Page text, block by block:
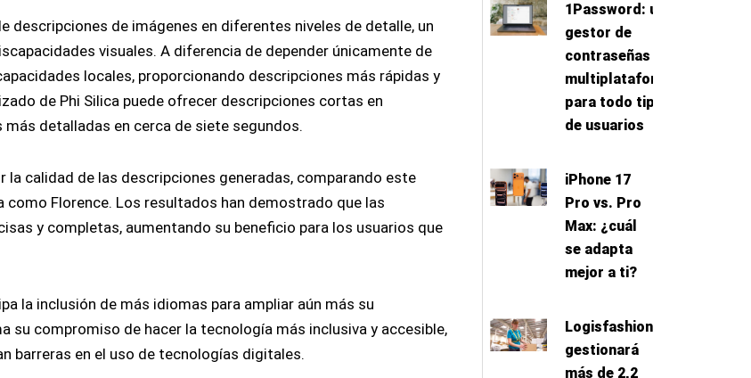
de imágenes en diferentes niveles de detalle, un
visuales. A diferencia de depender únicamente de
locales, proporcionando descripciones más rápidas y
de Phi Silica puede ofrecer descripciones cortas en
detalladas en cerca de siete segundos.
calidad de las descripciones generadas, comparando este
Florence. Los resultados han demostrado que las
y completas, aumentando su beneficio para los usuarios que
la inclusión de más idiomas para ampliar aún más su
su compromiso de hacer la tecnología más inclusiva y accesible,
barreras en el uso de tecnologías digitales.
1Password: un
gestor de
contraseñas
multiplataforma
para todo tipo
de usuarios
iPhone 17
Pro vs. Pro
Max: ¿cuál
se adapta
mejor a ti?
Logisfashion
gestionará
más de 2,2